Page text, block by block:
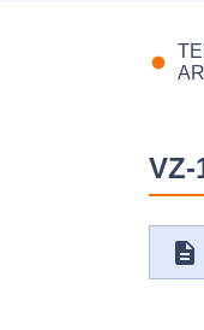
fiber_manual_record
VZ-
description